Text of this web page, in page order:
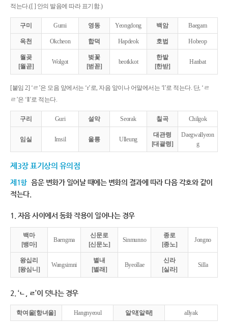
적는다.([ ] 안의 발음에 따라 표기함.)
구미 Gumi 영동 Yeongdong 백암 Baegam
옥천 Okcheon 합덕 Hapdeok 호법 Hobeop
월곶
[월곧]
Wolgot
벚꽃
[벋꼳]
beotkkot
한밭
[한받]
Hanbat
[붙임 2] ‘ㄹ’은 모음 앞에서는 ‘r’로, 자음 앞이나 어말에서는 ‘l’로 적는다. 단, ‘ㄹ
ㄹ’은 ‘ll’로 적는다.
구리 Guri 설악 Seorak 칠곡 Chilgok
임실 Imsil 울릉 Ulleung
대관령
[대괄령]
Daegwallyeon
g
제3장 표기상의 유의점
제1항 음운 변화가 일어날 때에는 변화의 결과에 따라 다음 각호와 같이
적는다.
1. 자음 사이에서 동화 작용이 일어나는 경우
백마
[뱅마]
Baengma
신문로
[신문노]
Sinmunno
종로
[종노]
Jongno
왕십리
[왕심니]
Wangsimni
별내
[별래]
Byeollae
신라
[실라]
Silla
2. ‘ㄴ, ㄹ’이 덧나는 경우
학여울[항녀울] Hangnyeoul 알약[알략] allyak